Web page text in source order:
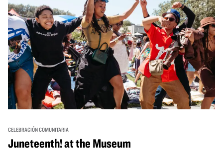
CELEBRACIÓN COMUNITARIA
Juneteenth! at the Museum